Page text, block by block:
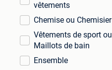
vêtements
Chemise ou Chemisier
Vêtements de sport ou
Maillots de bain
Ensemble